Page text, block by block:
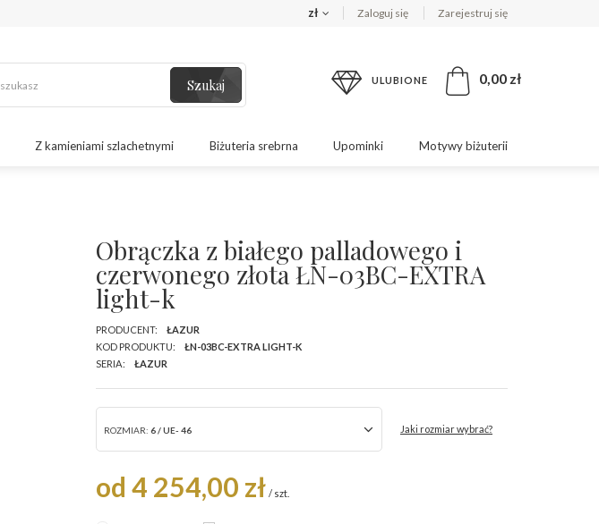
zł Zaloguj się Zarejestruj się
Szukaj ULUBIONE 0,00 zł
Z kamieniami szlachetnymi Biżuteria srebrna Upominki Motywy biżuterii
Obrączka z białego palladowego i
czerwonego złota ŁN-03BC-EXTRA
light-k
PRODUCENT:
ŁAZUR
KOD PRODUKTU:
ŁN-03BC-EXTRA LIGHT-K
SERIA:
ŁAZUR
ROZMIAR: 6 / UE- 46 Jaki rozmiar wybrać?
od 4 254,00 zł / szt.